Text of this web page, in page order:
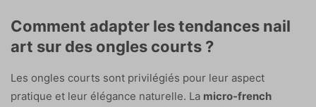
Comment adapter les tendances nail
art sur des ongles courts ?
Les ongles courts sont privilégiés pour leur aspect
pratique et leur élégance naturelle. La micro-french